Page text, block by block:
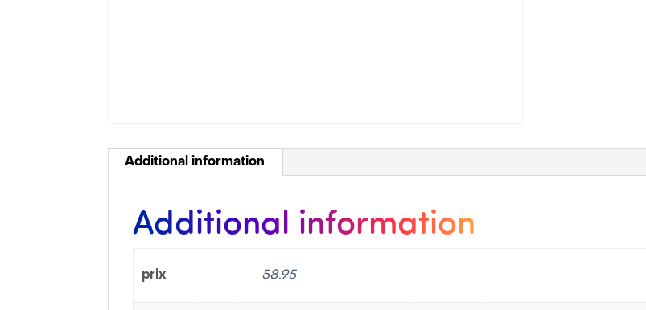
Additional information
Additional information
prix 58.95